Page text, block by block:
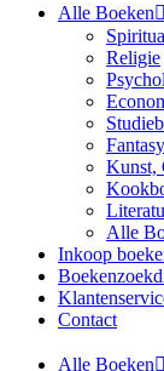
Alle Boeken
Religie
Kunst,
Alle
Inkoop
Contact
Alle Boeken